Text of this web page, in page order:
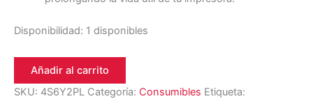
Disponibilidad: 1 disponibles
Añadir al carrito
SKU: 4S6Y2PL Categoría: Consumibles Etiqueta: